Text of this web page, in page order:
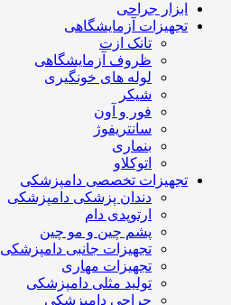
ابزار جراحی
تجهیزات آزمایشگاهی
تانک ازت
ظروف آزمایشگاهی
لوله های خونگیری
شیکر
فور و آون
سانتریفوژ
بنماری
اتوکلاو
تجهیزات تخصصی دامپزشکی
دندان پزشکی دامپزشکی
ارتوپدی دام
پشم چین و مو چین
تجهیزات جانبی دامپزشکی
تجهیزات مهاری
تولید مثلی دامپزشکی
جراحی دامپزشکی